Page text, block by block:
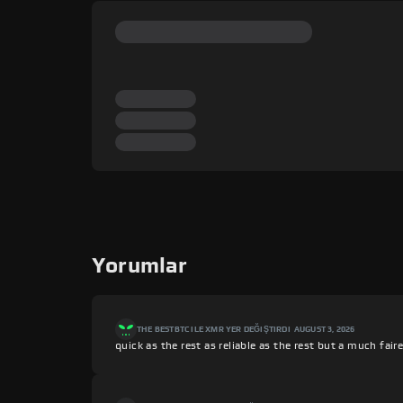
Yorumlar
THE BEST BTC ILE XMR YER DEĞIŞTIRDI AUGUST 3, 2026
quick as the rest as reliable as the rest but a much